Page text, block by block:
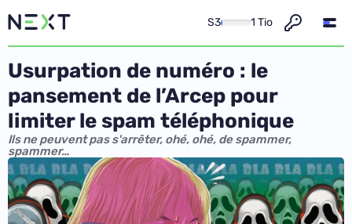
S3 1 Tio
Usurpation de numéro : le
pansement de l’Arcep pour
limiter le spam téléphonique
Ils ne peuvent pas s'arrêter, ohé, ohé, de spammer,
spammer…